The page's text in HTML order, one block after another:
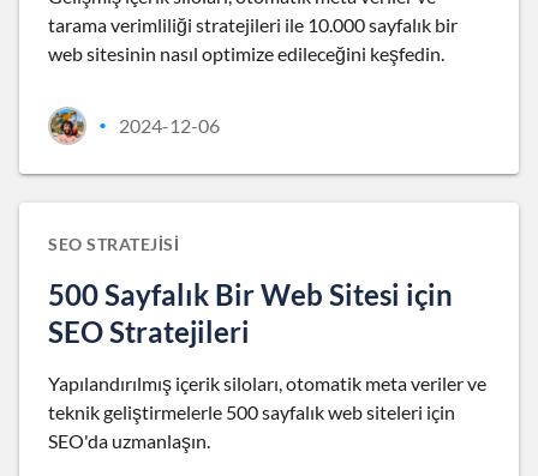
tarama verimliliği stratejileri ile 10.000 sayfalık bir
web sitesinin nasıl optimize edileceğini keşfedin.
• 2024-12-06
SEO STRATEJISI
500 Sayfalık Bir Web Sitesi için
SEO Stratejileri
Yapılandırılmış içerik siloları, otomatik meta veriler ve
teknik geliştirmelerle 500 sayfalık web siteleri için
SEO'da uzmanlaşın.